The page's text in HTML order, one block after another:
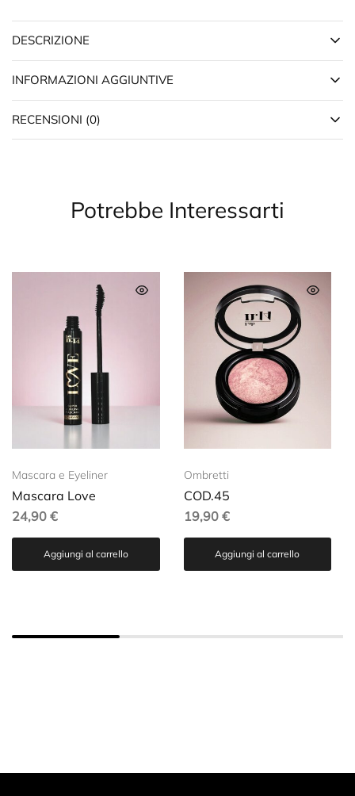
DESCRIZIONE
INFORMAZIONI AGGIUNTIVE
RECENSIONI (0)
Potrebbe Interessarti
Mascara e Eyeliner
Mascara Love
24,90 €
Aggiungi al carrello
Ombretti
COD.45
19,90 €
Aggiungi al carrello